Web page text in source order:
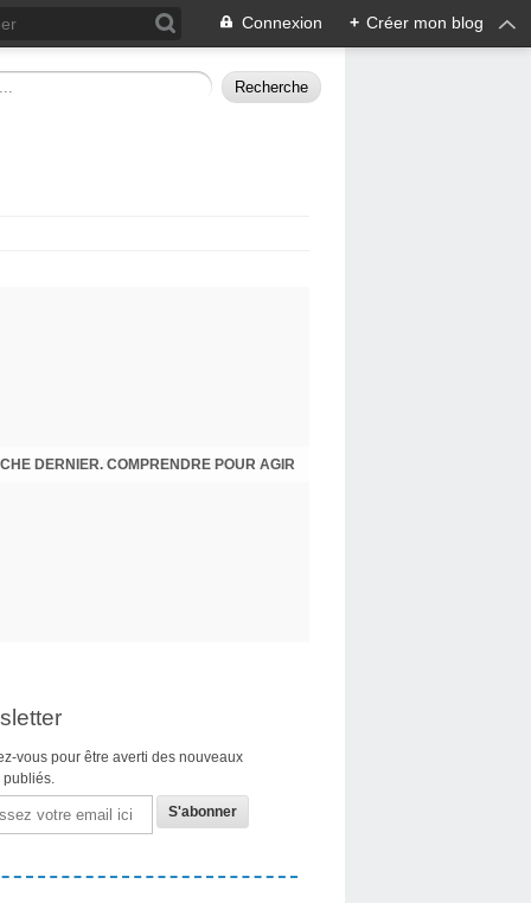
Connexion + Créer mon blog
DERNIER. COMPRENDRE POUR AGIR
vous pour être averti des nouveaux
publiés.